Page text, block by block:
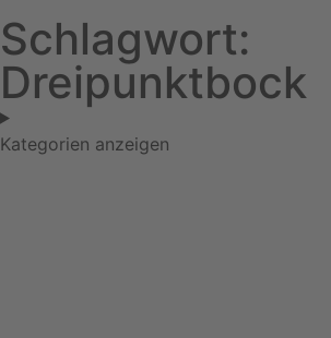
Schlagwort:
Dreipunktbock
Kategorien anzeigen